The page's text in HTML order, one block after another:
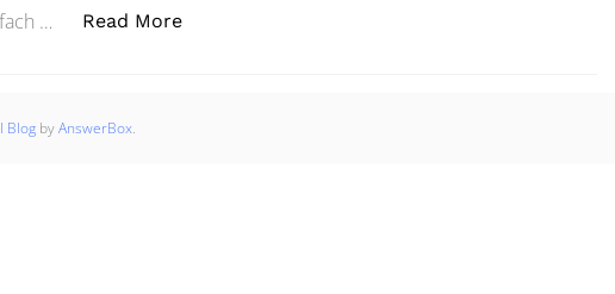
…
Read More„Burnout ist keine Schwäche – sondern ein
Blog byAnswerBox.